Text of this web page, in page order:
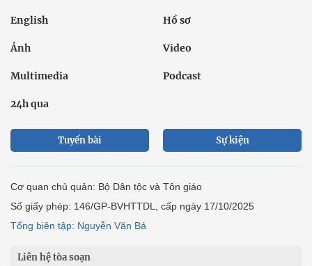
English Hồ sơ
Ảnh Video
Multimedia Podcast
24h qua
Tuyến bài Sự kiện
Cơ quan chủ quản: Bộ Dân tộc và Tôn giáo
Số giấy phép: 146/GP-BVHTTDL, cấp ngày 17/10/2025
Tổng biên tập: Nguyễn Văn Bá
Liên hệ tòa soạn